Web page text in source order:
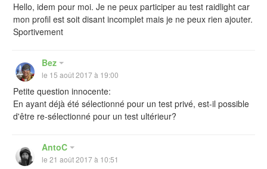
Hello, idem pour moi. Je ne peux participer au test raidlight car
mon profil est soit disant incomplet mais je ne peux rien ajouter.
Sportivement
Bez
le 15 août 2017 à 19:00
Petite question innocente:
En ayant déjà été sélectionné pour un test privé, est-il possible
d'être re-sélectionné pour un test ultérieur?
AntoC
le 21 août 2017 à 10:51